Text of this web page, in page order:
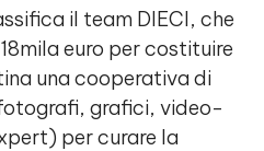
il team DIECI, che
euro per costituire
una cooperativa di
grafici, video-
per curare la